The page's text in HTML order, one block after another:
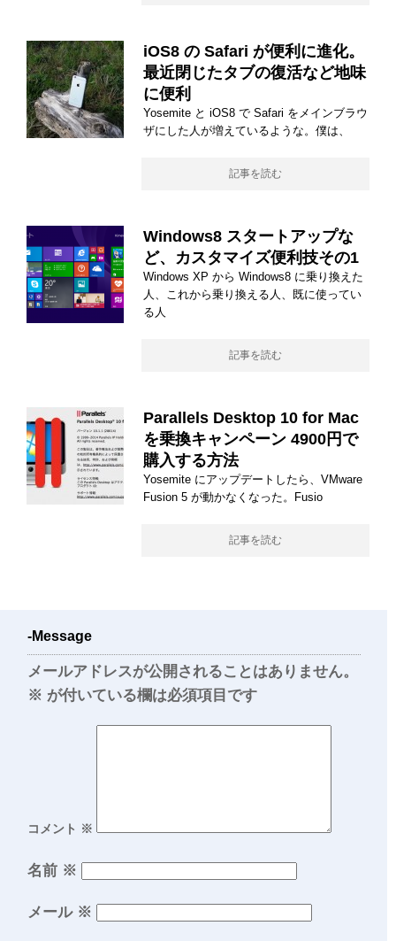
iOS8 の Safari が便利に進化。
最近閉じたタブの復活など地味
に便利
Yosemite と iOS8 で Safari をメインブラウ
ザにした人が増えているような。僕は、
記事を読む
Windows8 スタートアップな
ど、カスタマイズ便利技その1
Windows XP から Windows8 に乗り換えた
人、これから乗り換える人、既に使ってい
る人
記事を読む
Parallels Desktop 10 for Mac
を乗換キャンペーン 4900円で
購入する方法
Yosemite にアップデートしたら、VMware
Fusion 5 が動かなくなった。Fusio
記事を読む
-Message
メールアドレスが公開されることはありません。
※ が付いている欄は必須項目です
コメント ※
名前 ※
メール ※